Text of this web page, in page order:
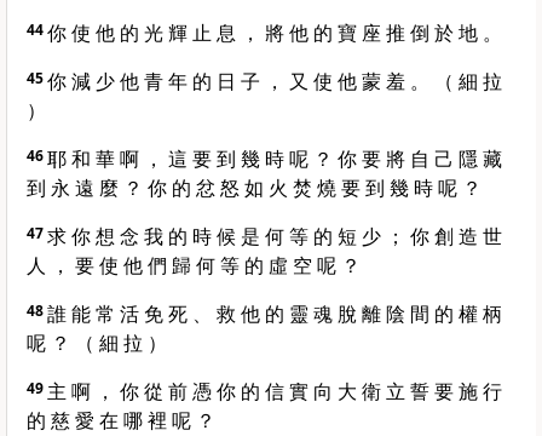
44你 使 他 的 光 輝 止 息 ， 將 他 的 寶 座 推 倒 於 地 。
45你 減 少 他 青 年 的 日 子 ， 又 使 他 蒙 羞 。 （ 細 拉
）
46耶 和 華 啊 ， 這 要 到 幾 時 呢 ？ 你 要 將 自 己 隱 藏
到 永 遠 麼 ？ 你 的 忿 怒 如 火 焚 燒 要 到 幾 時 呢 ？
47求 你 想 念 我 的 時 候 是 何 等 的 短 少 ； 你 創 造 世
人 ， 要 使 他 們 歸 何 等 的 虛 空 呢 ？
48誰 能 常 活 免 死 、 救 他 的 靈 魂 脫 離 陰 間 的 權 柄
呢 ？ （ 細 拉 ）
49 主 啊 ， 你 從 前 憑 你 的 信 實 向 大 衛 立 誓 要 施 行
的 慈 愛 在 哪 裡 呢 ？